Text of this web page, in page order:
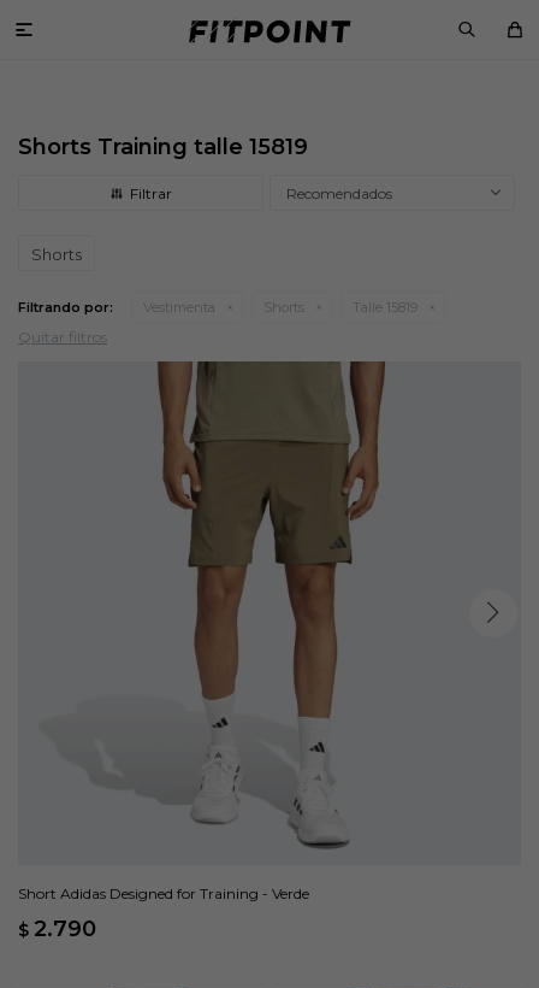

Shorts Training talle 15819
Recomendados
Shorts
Filtrando por: Vestimenta Shorts Talle 15819
Quitar filtros
Short Adidas Designed for Training - Verde
$ 2.790